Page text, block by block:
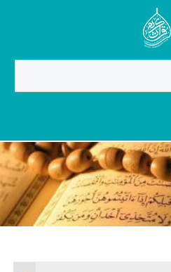
Jump to